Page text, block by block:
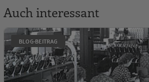
Auch interessant
BLOG-BEITRAG